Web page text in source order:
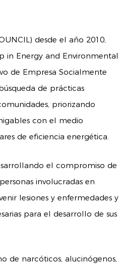
desde el año 2010,
in Energy and Environmental
de Empresa Socialmente
de prácticas
priorizando
con el medio
de eficiencia energética.
el compromiso de
involucradas en
lesiones y enfermedades y
para el desarrollo de sus
de narcóticos, alucinógenos,